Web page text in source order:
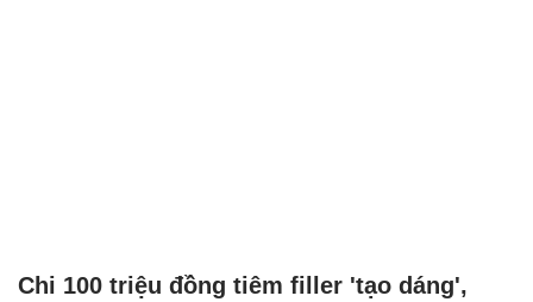
Chi 100 triệu đồng tiêm filler 'tạo dáng',